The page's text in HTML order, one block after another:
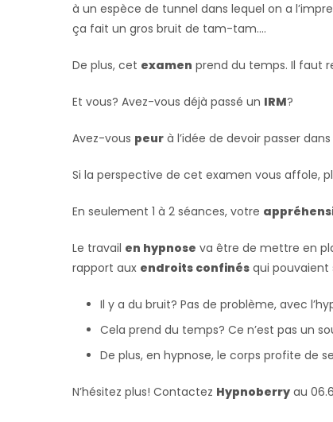
à un espèce de tunnel dans lequel on a
ça fait un gros bruit de tam-tam….
De plus, cet examen prend du temps. Il faut
Et vous? Avez-vous déjà passé un IRM?
Avez-vous peur à l’idée de devoir passer
Si la perspective de cet examen vous affole,
En seulement 1 à 2 séances, votre
Le travail en hypnose va être de mettre en
rapport aux endroits confinés qui pouvaient
Il y a du bruit? Pas de problème, avec
Cela prend du temps? Ce n’est pas un
De plus, en hypnose, le corps profite de
N’hésitez plus! Contactez Hypnoberry au